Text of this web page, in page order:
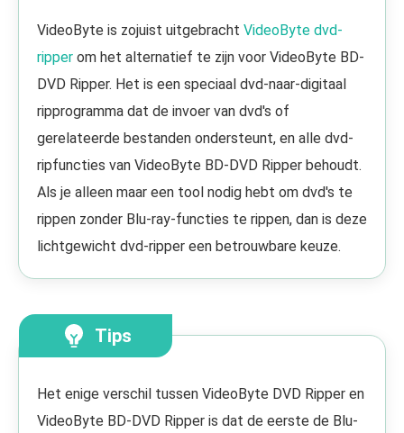
VideoByte is zojuist uitgebracht VideoByte dvd-
ripper om het alternatief te zijn voor VideoByte BD-
DVD Ripper. Het is een speciaal dvd-naar-digitaal
ripprogramma dat de invoer van dvd's of
gerelateerde bestanden ondersteunt, en alle dvd-
ripfuncties van VideoByte BD-DVD Ripper behoudt.
Als je alleen maar een tool nodig hebt om dvd's te
rippen zonder Blu-ray-functies te rippen, dan is deze
lichtgewicht dvd-ripper een betrouwbare keuze.
Tips
Het enige verschil tussen VideoByte DVD Ripper en
VideoByte BD-DVD Ripper is dat de eerste de Blu-